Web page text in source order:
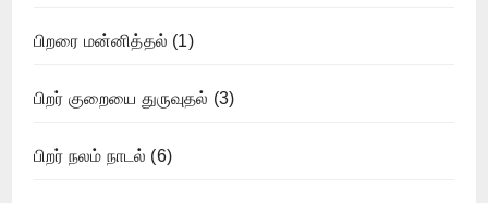
பிறரை மன்னித்தல் (1)
பிறர் குறையை துருவுதல் (3)
பிறர் நலம் நாடல் (6)